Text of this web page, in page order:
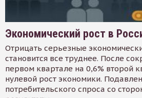
Экономический рост в
Отрицать серьезные
становится все труднее. После
первом квартале на 0,6% второй
нулевой рост экономики.
потребительского спроса со